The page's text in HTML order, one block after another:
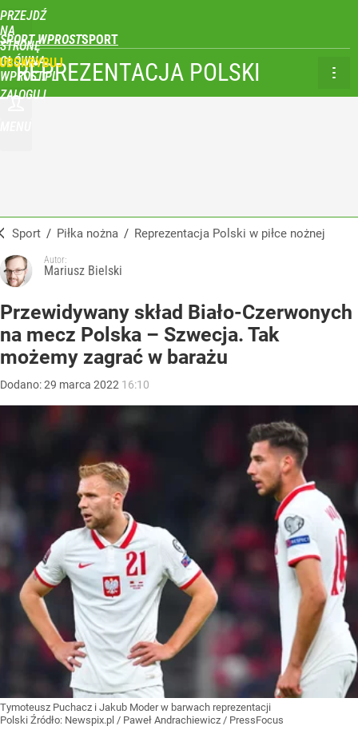
PRZEJDŹ
NA
STRONĘ
GŁÓWNĄ
WPROST.PL
SPORT WPROST
ZALOGUJ
REPREZENTACJA POLSKI
Sport / Piłka nożna / Reprezentacja Polski w piłce nożnej
Autor:
Mariusz Bielski
Przewidywany skład Biało-Czerwonych
na mecz Polska – Szwecja. Tak
możemy zagrać w barażu
Dodano:29 marca 2022 16:10
Tymoteusz Puchacz i Jakub Moder w barwach reprezentacji
Polski Źródło: Newspix.pl / Paweł Andrachiewicz / PressFocus